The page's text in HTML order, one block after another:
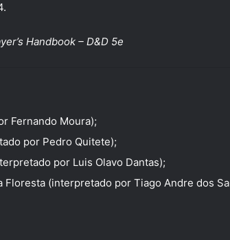
Handbook – D&D 5e
Fernando Moura);
por Pedro Quitete);
por Luis Olavo Dantas);
Floresta (interpretado por Tiago Andre dos